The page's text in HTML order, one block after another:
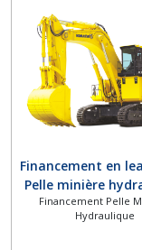
Financement en
Pelle minière
Komatsu
Financement Pelle
Hydraulique